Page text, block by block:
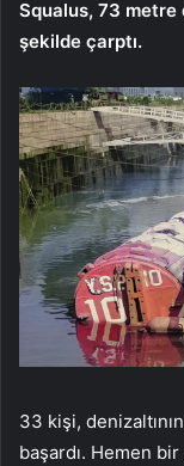
Squalus, 73
şekilde çarptı.
33 kişi,
başardı. Hemen bir